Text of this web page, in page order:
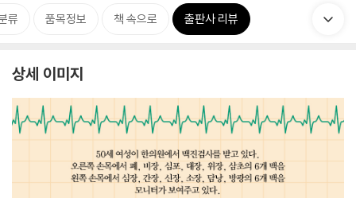
류 품목정보 책 속으로 출판사 리뷰
상세 이미지